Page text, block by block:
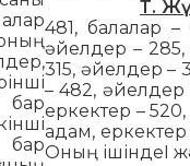
Т.
481, балалар –
әйелдер – 285,
315, әйелдер –
– 482, әйелдер
еркектер –
адам, еркектер
Оның ішіндеІ